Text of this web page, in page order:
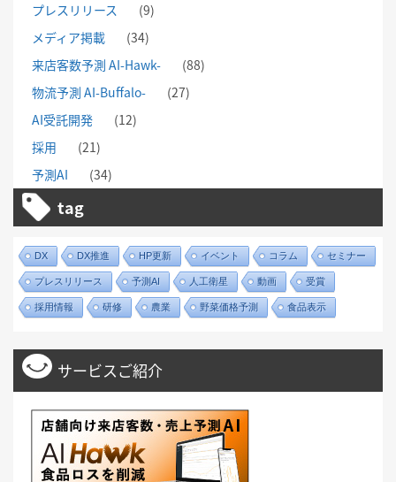
プレスリリース
(9)
メディア掲載
(34)
来店客数予測 AI-Hawk-
(88)
物流予測 AI-Buffalo-
(27)
AI受託開発
(12)
採用
(21)
予測AI
(34)
tag
DX DX推進 HP更新 イベント コラム セミナー
プレスリリース 予測AI 人工衛星 動画 受賞
採用情報 研修 農業 野菜価格予測 食品表示
サービスご紹介